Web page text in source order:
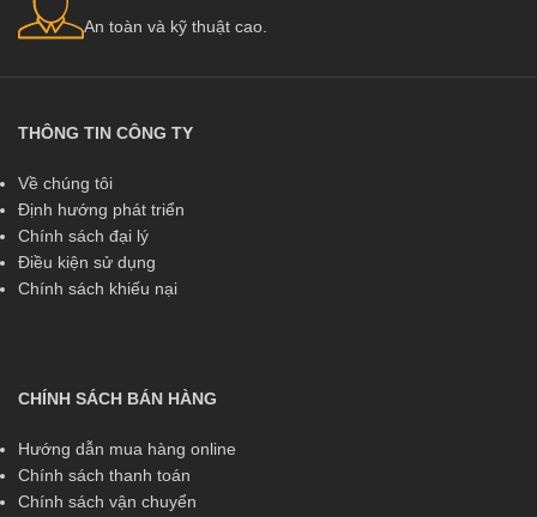
An toàn và kỹ thuật cao.
THÔNG TIN CÔNG TY
Về chúng tôi
Định hướng phát triển
Chính sách đại lý
Điều kiện sử dụng
Chính sách khiếu nại
CHÍNH SÁCH BÁN HÀNG
Hướng dẫn mua hàng online
Chính sách thanh toán
Chính sách vận chuyển